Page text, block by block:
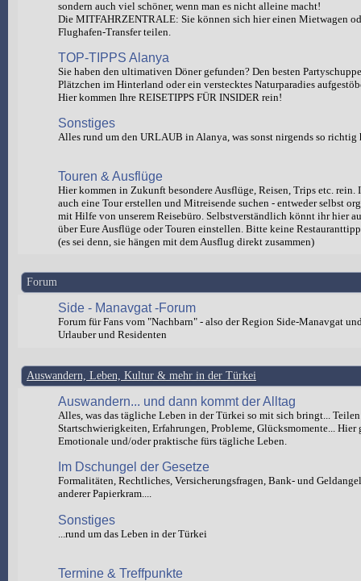
sondern auch viel schöner, wenn man es nicht alleine macht!
Die MITFAHRZENTRALE: Sie können sich hier einen Mietwagen
Flughafen-Transfer teilen.
TOP-TIPPS Alanya
Sie haben den ultimativen Döner gefunden? Den besten
Plätzchen im Hinterland oder ein verstecktes Naturparadies
Hier kommen Ihre REISETIPPS FÜR INSIDER rein!
Sonstiges
Alles rund um den URLAUB in Alanya, was sonst nirgends so richtig
Touren & Ausflüge
Hier kommen in Zukunft besondere Ausflüge, Reisen, Trips etc. rein.
auch eine Tour erstellen und Mitreisende suchen - entweder selbst
mit Hilfe von unserem Reisebüro. Selbstverständlich könnt ihr hier
über Eure Ausflüge oder Touren einstellen. Bitte keine
(es sei denn, sie hängen mit dem Ausflug direkt zusammen)
Forum
Side - Manavgat -Forum
Forum für Fans vom "Nachbarn" - also der Region Side-Manavgat
Urlauber und Residenten
Auswandern, Leben, Kultur & mehr in der Türkei
Auswandern... und dann kommt der Alltag
Alles, was das tägliche Leben in der Türkei so mit sich bringt...
Startschwierigkeiten, Erfahrungen, Probleme, Glücksmomente... Hier
Emotionale und/oder praktische fürs tägliche Leben.
Im Dschungel der Gesetze
Formalitäten, Rechtliches, Versicherungsfragen, Bank- und
anderer Papierkram....
Sonstiges
...rund um das Leben in der Türkei
Termine & Treffpunkte